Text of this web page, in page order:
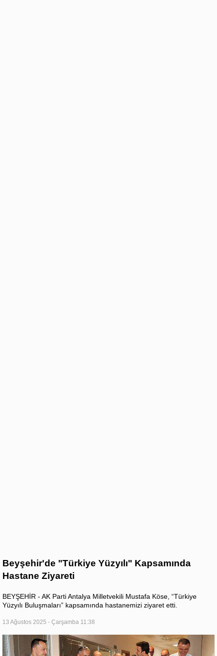
Beyşehir'de "Türkiye Yüzyılı" Kapsamında
Hastane Ziyareti
BEYŞEHİR - AK Parti Antalya Milletvekili Mustafa Köse, “Türkiye
Yüzyılı Buluşmaları” kapsamında hastanemizi ziyaret etti.
13 Ağustos 2025 - Çarşamba 11:38